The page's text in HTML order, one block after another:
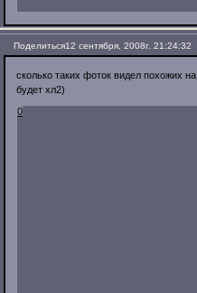
Поделиться12 сентября, 2008г. 21:24:32
сколько таких фоток видел похожих
будет хл2)
0